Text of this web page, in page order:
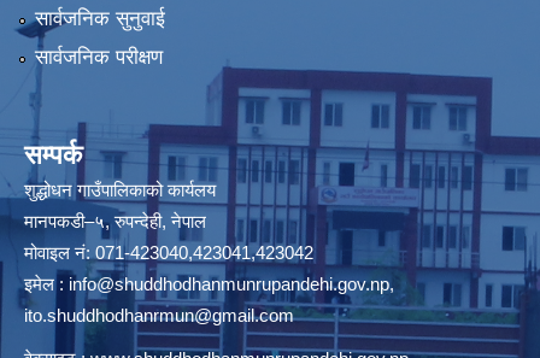
सार्वजनिक सुनुवाई
सार्वजनिक परीक्षण
सम्पर्क
शुद्धोधन गाउँपालिकाको कार्यलय
मानपकडी–५, रुपन्देही, नेपाल
मोवाइल नं: 071-423040,423041,423042
इमेल : info@shuddhodhanmunrupandehi.gov.np,
ito.shuddhodhanrmun@gmail.com